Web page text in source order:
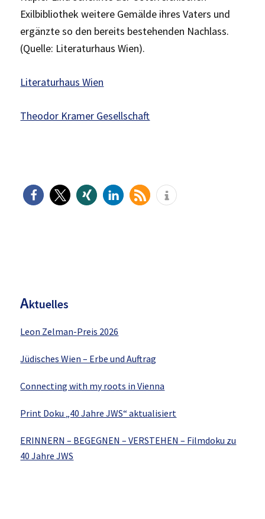
Exilbibliothek weitere Gemälde ihres Vaters und
ergänzte so den bereits bestehenden Nachlass.
(Quelle: Literaturhaus Wien).
Literaturhaus Wien
Theodor Kramer Gesellschaft
Aktuelles
Leon Zelman-Preis 2026
Jüdisches Wien – Erbe und Auftrag
Connecting with my roots in Vienna
Print Doku „40 Jahre JWS“ aktualisiert
ERINNERN – BEGEGNEN – VERSTEHEN – Filmdoku zu
40 Jahre JWS